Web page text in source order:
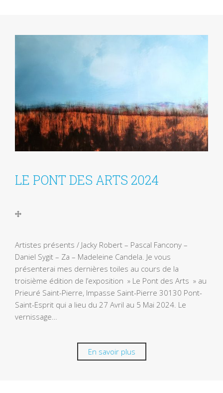
LE PONT DES ARTS 2024
Artistes présents / Jacky Robert – Pascal Fancony –
Daniel Sygit – Za – Madeleine Candela. Je vous
présenterai mes dernières toiles au cours de la
troisième édition de l’exposition » Le Pont des Arts » au
Prieuré Saint-Pierre, Impasse Saint-Pierre 30130 Pont-
Saint-Esprit qui a lieu du 27 Avril au 5 Mai 2024. Le
vernissage…
En savoir plus